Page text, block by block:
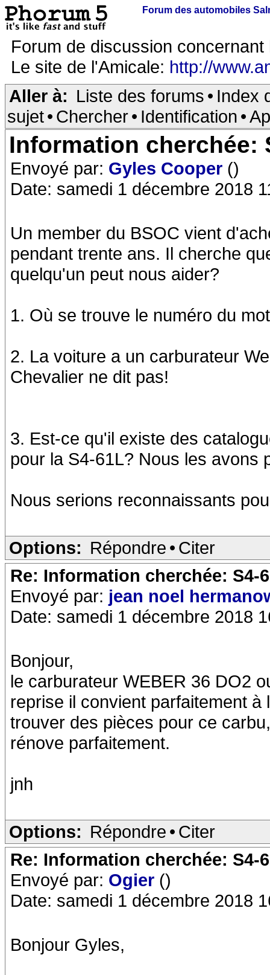
Forum des automobiles
Forum de discussion
Le site de l'Amicale: http://
Aller à: Liste des forums • Index
sujet• Chercher• Identification •
Information cherchée:
Envoyé par: Gyles Cooper ()
Date: samedi 1 décembre 2018
Un member du BSOC vient
pendant trente ans. Il cherche
quelqu'un peut nous aider?
1. Où se trouve le numéro du
2. La voiture a un carburateur
Chevalier ne dit pas!
3. Est-ce qu'il existe des
pour la S4-61L? Nous les avons
Nous serions reconnaissants
Options: Répondre • Citer
Re: Information cherchée: S4-
Envoyé par: jean noel
Date: samedi 1 décembre 2018
Bonjour,
le carburateur WEBER 36 DO2
reprise il convient parfaitement
trouver des pièces pour ce
rénove parfaitement.
jnh
Options: Répondre • Citer
Re: Information cherchée: S4-
Envoyé par: Ogier ()
Date: samedi 1 décembre 2018
Bonjour Gyles,